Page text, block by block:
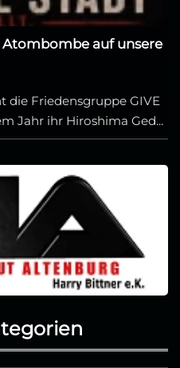
Atombombe auf unsere
die Friedensgruppe GIVE
Jahr ihr Hiroshima Ged...